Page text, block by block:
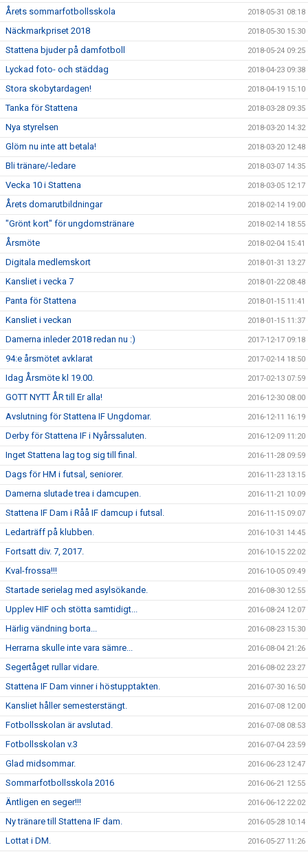
Årets sommarfotbollsskola 2018-05-31 08:18
Näckmarkpriset 2018 2018-05-30 15:30
Stattena bjuder på damfotboll 2018-05-24 09:25
Lyckad foto- och städdag 2018-04-23 09:38
Stora skobytardagen! 2018-04-19 15:10
Tanka för Stattena 2018-03-28 09:35
Nya styrelsen 2018-03-20 14:32
Glöm nu inte att betala! 2018-03-20 12:48
Bli tränare/-ledare 2018-03-07 14:35
Vecka 10 i Stattena 2018-03-05 12:17
Årets domarutbildningar 2018-02-14 19:00
"Grönt kort" för ungdomstränare 2018-02-14 18:55
Årsmöte 2018-02-04 15:41
Digitala medlemskort 2018-01-31 13:27
Kansliet i vecka 7 2018-01-22 08:48
Panta för Stattena 2018-01-15 11:41
Kansliet i veckan 2018-01-15 11:37
Damerna inleder 2018 redan nu :) 2017-12-17 09:18
94:e årsmötet avklarat 2017-02-14 18:50
Idag Årsmöte kl 19.00. 2017-02-13 07:59
GOTT NYTT ÅR till Er alla! 2016-12-30 08:00
Avslutning för Stattena IF Ungdomar. 2016-12-11 16:19
Derby för Stattena IF i Nyårssaluten. 2016-12-09 11:20
Inget Stattena lag tog sig till final. 2016-11-28 09:59
Dags för HM i futsal, seniorer. 2016-11-23 13:15
Damerna slutade trea i damcupen. 2016-11-21 10:09
Stattena IF Dam i Råå IF damcup i futsal. 2016-11-15 09:07
Ledarträff på klubben. 2016-10-31 14:45
Fortsatt div. 7, 2017. 2016-10-15 22:02
Kval-frossa!!! 2016-10-05 09:49
Startade serielag med asylsökande. 2016-08-30 12:55
Upplev HIF och stötta samtidigt... 2016-08-24 12:07
Härlig vändning borta... 2016-08-23 15:30
Herrarna skulle inte vara sämre... 2016-08-04 21:26
Segertåget rullar vidare. 2016-08-02 23:27
Stattena IF Dam vinner i höstupptakten. 2016-07-30 16:50
Kansliet håller semesterstängt. 2016-07-08 12:00
Fotbollsskolan är avslutad. 2016-07-08 08:53
Fotbollsskolan v.3 2016-07-04 23:59
Glad midsommar. 2016-06-23 12:47
Sommarfotbollsskola 2016 2016-06-21 12:55
Äntligen en seger!!! 2016-06-12 22:02
Ny tränare till Stattena IF dam. 2016-05-28 10:14
Lottat i DM. 2016-05-27 11:26